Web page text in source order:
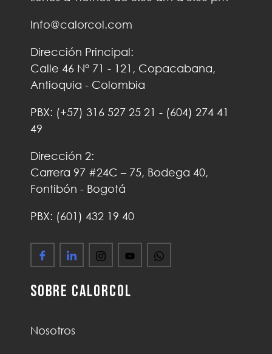
Info@calorcol.com
Dirección Principal:
Calle 46 N° 71 - 121, Copacabana,
Antioquia - Colombia
PBX: (+57) 316 527 25 21 - (604) 274 41
49
Dirección 2:
Carrera 97 #24C – 75, Bodega 40,
Fontibón - Bogotá
PBX: (601) 432 19 40
Sobre Calorcol
Nosotros